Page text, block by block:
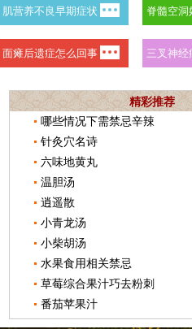
精彩推荐
哪些情况下需禁忌辛辣
针灸穴名诗
六味地黄丸
温胆汤
逍遥散
小青龙汤
小柴胡汤
水果食用相关禁忌
草莓综合果汁巧去粉刺
番茄苹果汁